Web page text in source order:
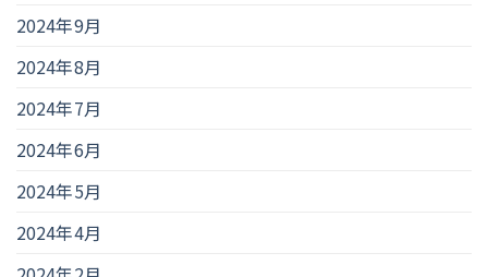
2024年9月
2024年8月
2024年7月
2024年6月
2024年5月
2024年4月